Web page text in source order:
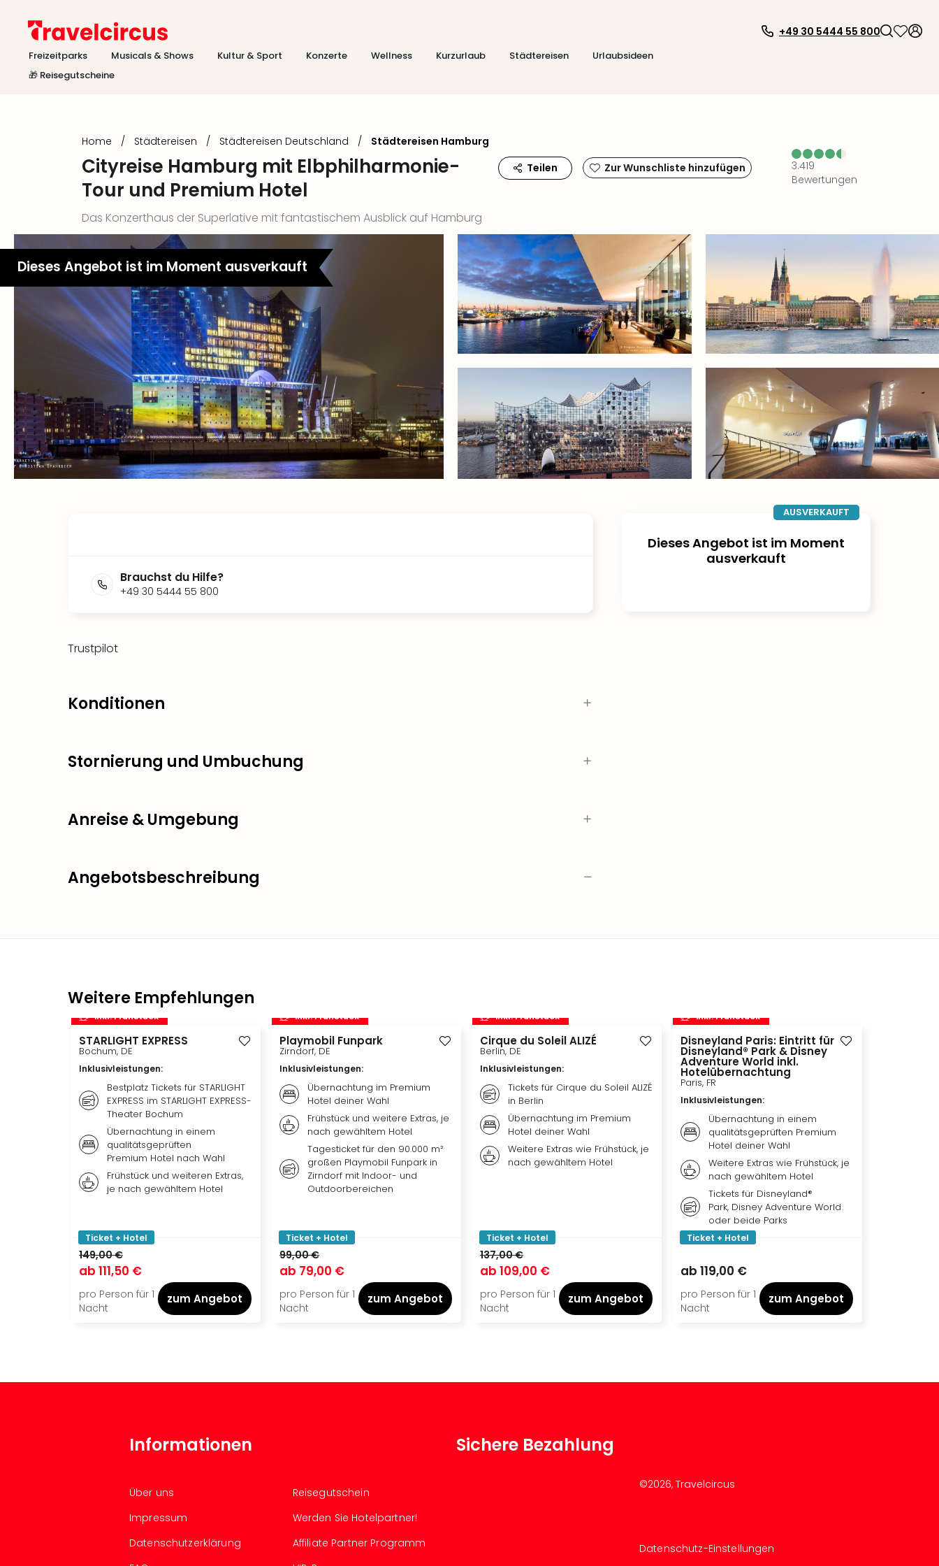
Freizeitparks Musicals & Shows Kultur & Sport Konzerte Wellness Kurzurlaub Städtereisen
Urlaubsideen
🎁 Reisegutscheine
+49 30 5444 55 800
Home / Städtereisen / Städtereisen Deutschland / Städtereisen Hamburg
Cityreise Hamburg mit Elbphilharmonie-
Tour und Premium Hotel
Teilen Zur Wunschliste hinzufügen
3.419
Bewertungen
Das Konzerthaus der Superlative mit fantastischem Ausblick auf Hamburg
Dieses Angebot ist im Moment ausverkauft
AUSVERKAUFT
Dieses Angebot ist im Moment
ausverkauft
Brauchst du Hilfe?
+49 30 5444 55 800
Trustpilot
Konditionen
Stornierung und Umbuchung
Anreise & Umgebung
Angebotsbeschreibung
Weitere Empfehlungen
inkl. Frühstück
STARLIGHT EXPRESS
Bochum, DE
Inklusivleistungen:
Bestplatz Tickets für STARLIGHT
EXPRESS im STARLIGHT EXPRESS-
Theater Bochum
Übernachtung in einem
qualitätsgeprüften
Premium Hotel nach Wahl
Frühstück und weiteren Extras,
je nach gewähltem Hotel
Ticket + Hotel
149,00 €
ab 111,50 €
pro Person für 1
Nacht
zum Angebot
inkl. Frühstück
Playmobil Funpark
Zirndorf, DE
Inklusivleistungen:
Übernachtung im Premium
Hotel deiner Wahl
Frühstück und weitere Extras, je
nach gewähltem Hotel
Tagesticket für den 90.000 m²
großen Playmobil Funpark in
Zirndorf mit Indoor- und
Outdoorbereichen
Ticket + Hotel
99,00 €
ab 79,00 €
pro Person für 1
Nacht
zum Angebot
inkl. Frühstück
Cirque du Soleil ALIZÉ
Berlin, DE
Inklusivleistungen:
Tickets für Cirque du Soleil ALIZÉ
in Berlin
Übernachtung im Premium
Hotel deiner Wahl
Weitere Extras wie Frühstück, je
nach gewähltem Hotel
Ticket + Hotel
137,00 €
ab 109,00 €
pro Person für 1
Nacht
zum Angebot
inkl. Frühstück
Disneyland Paris: Eintritt für
Disneyland® Park & Disney
Adventure World inkl.
Hotelübernachtung
Paris, FR
Inklusivleistungen:
Übernachtung in einem
qualitätsgeprüften Premium
Hotel deiner Wahl
Weitere Extras wie Frühstück, je
nach gewähltem Hotel
Tickets für Disneyland®
Park, Disney Adventure World
oder beide Parks
Ticket + Hotel
ab 119,00 €
pro Person für 1
Nacht
zum Angebot
Informationen
Über uns
Impressum
Datenschutzerklärung
Reisegutschein
Werden Sie Hotelpartner!
Affiliate Partner Programm
Sichere Bezahlung
©2026, Travelcircus
Datenschutz-Einstellungen